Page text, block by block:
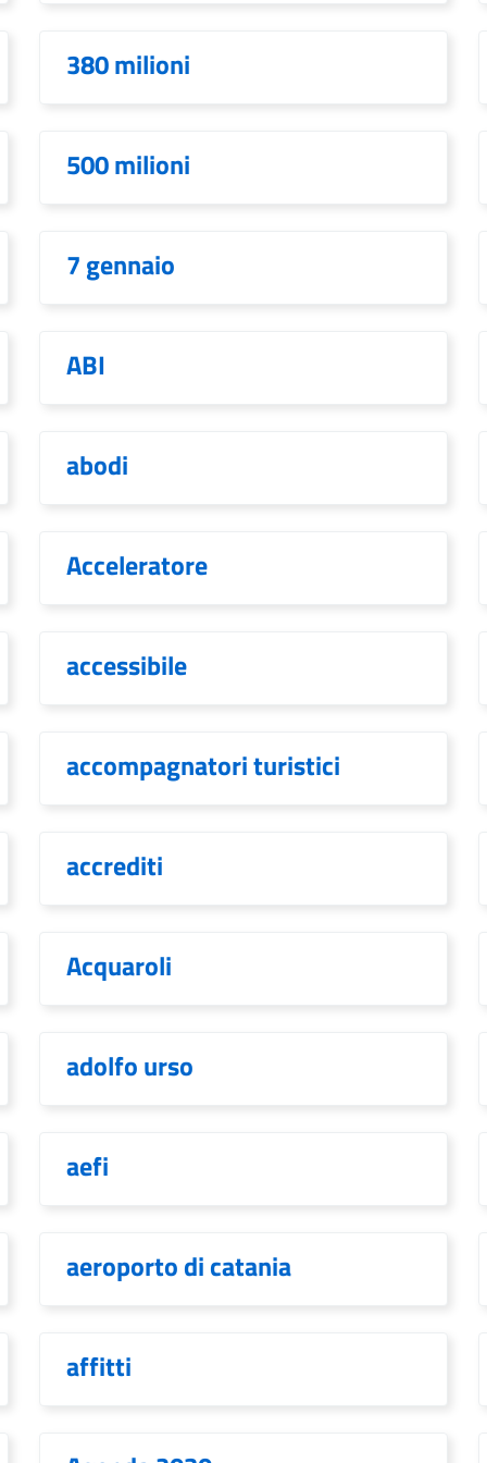
380 milioni
500 milioni
7 gennaio
ABI
abodi
Acceleratore
accessibile
accompagnatori turistici
accrediti
Acquaroli
adolfo urso
aefi
aeroporto di catania
affitti